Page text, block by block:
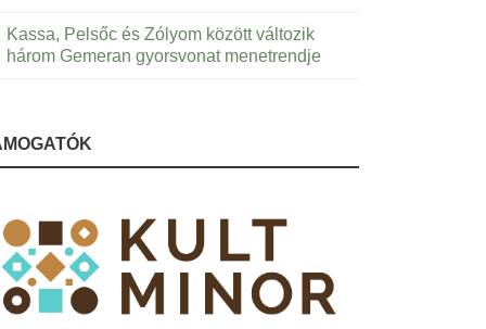
Kassa, Pelsőc és Zólyom között változik
három Gemeran gyorsvonat menetrendje